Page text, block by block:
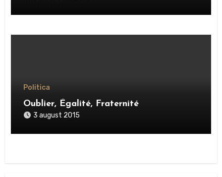
Politica
Oublier, Égalité, Fraternité
3 august 2015